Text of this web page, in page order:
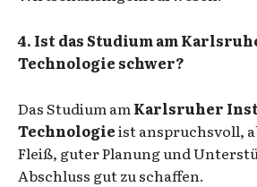
4. Ist das Studium am
Technologie schwer?
Das Studium amKarlsruher
Technologieist anspruchsvoll,
Fleiß, guter Planung und
Abschluss gut zu schaffen.